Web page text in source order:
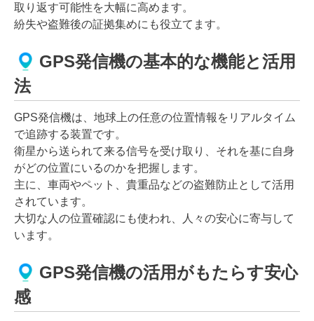
取り返す可能性を大幅に高めます。
紛失や盗難後の証拠集めにも役立てます。
GPS発信機の基本的な機能と活用
法
GPS発信機は、地球上の任意の位置情報をリアルタイム
で追跡する装置です。
衛星から送られて来る信号を受け取り、それを基に自身
がどの位置にいるのかを把握します。
主に、車両やペット、貴重品などの盗難防止として活用
されています。
大切な人の位置確認にも使われ、人々の安心に寄与して
います。
GPS発信機の活用がもたらす安心
感